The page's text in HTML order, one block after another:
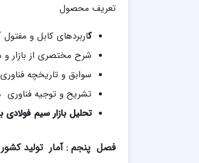
تعریف محصول
کاربردهای کابل و
شرح مختصری از بازار و
سوابق و تاریخچه فناوری
تشریح و توجیه
تحلیل بازار سیم
فصل پنجم : آمار تولید کشور